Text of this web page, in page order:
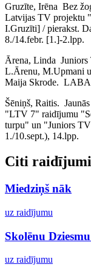
Gruzīte, Irēna Bez
Latvijas TV projektu
I.Gruzīti] / pierakst.
8./14.febr. [1.]-2.lpp.
Ārena, Linda Juniors
L.Ārenu, M.Upmani
Maija Skrode.
Šēniņš, Raitis.
"LTV 7" raidījumu
turpu" un "Juniors
1./10.sept.), 14.lpp.
Citi
Miedziņš nāk
uz raidījumu
Skolēnu
uz raidījumu